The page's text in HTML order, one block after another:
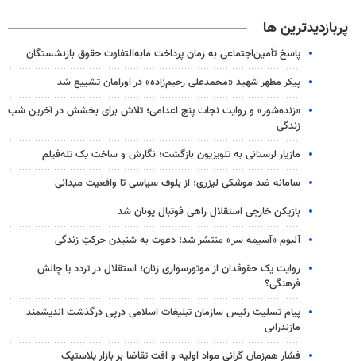
پربازدیدترین ها
پاسخ تأمین‌اجتماعی به زمان پرداخت مابه‌التفاوت حقوق بازنشستگان
پیکر مطهر شهید «محمدعلی رحیم‌زاده» در اورامان تشییع شد
«زنده‌شور» و روایت نجات پنج اعدامی؛ تلاش برای بخشش در آخرین شب
زندگی
مازیار لرستانی به تلویزیون بازگشت؛ نگارش و ساخت یک تله‌فیلم
سامانه ضد موشکی لیزری؛ از بلوف سیاسی تا واقعیت میدانی
بازیکن خارجی استقلال راهی فوتبال یونان شد
آلبوم «آسیمه سر» منتشر شد؛ دعوت به شنیدن حرکتِ زندگی
روایت یک حقوقدان از موتورسواری زنان؛ استقلال در تردد یا چالش
فرهنگی؟
پیام تسلیت رئیس سازمان تبلیغات اسلامی درپی درگذشت اندیشمند
مازندرانی
فشار هم‌زمان گرانی مواد اولیه و افت تقاضا بر بازار پلاستیک